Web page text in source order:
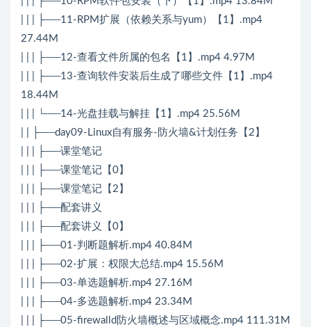
| | | ├──11-RPM扩展（依赖关系与yum）【1】.mp4
27.44M
| | | ├──12-查看文件所属的包名【1】.mp4 4.97M
| | | ├──13-查询软件安装后生成了哪些文件【1】.mp4
18.44M
| | | └──14-光盘挂载与解挂【1】.mp4 25.56M
| | ├──day09-Linux自有服务-防火墙&计划任务【2】
| | | ├──课堂笔记
| | | ├──课堂笔记【0】
| | | ├──课堂笔记【2】
| | | ├──配套讲义
| | | ├──配套讲义【0】
| | | ├──01-判断题解析.mp4 40.84M
| | | ├──02-扩展：权限大总结.mp4 15.56M
| | | ├──03-单选题解析.mp4 27.16M
| | | ├──04-多选题解析.mp4 23.34M
| | | ├──05-firewalld防火墙概述与区域概念.mp4 111.31M